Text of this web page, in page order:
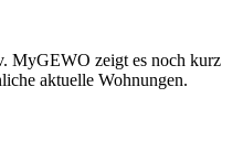
MyGEWO zeigt es noch kurz
aktuelle Wohnungen.